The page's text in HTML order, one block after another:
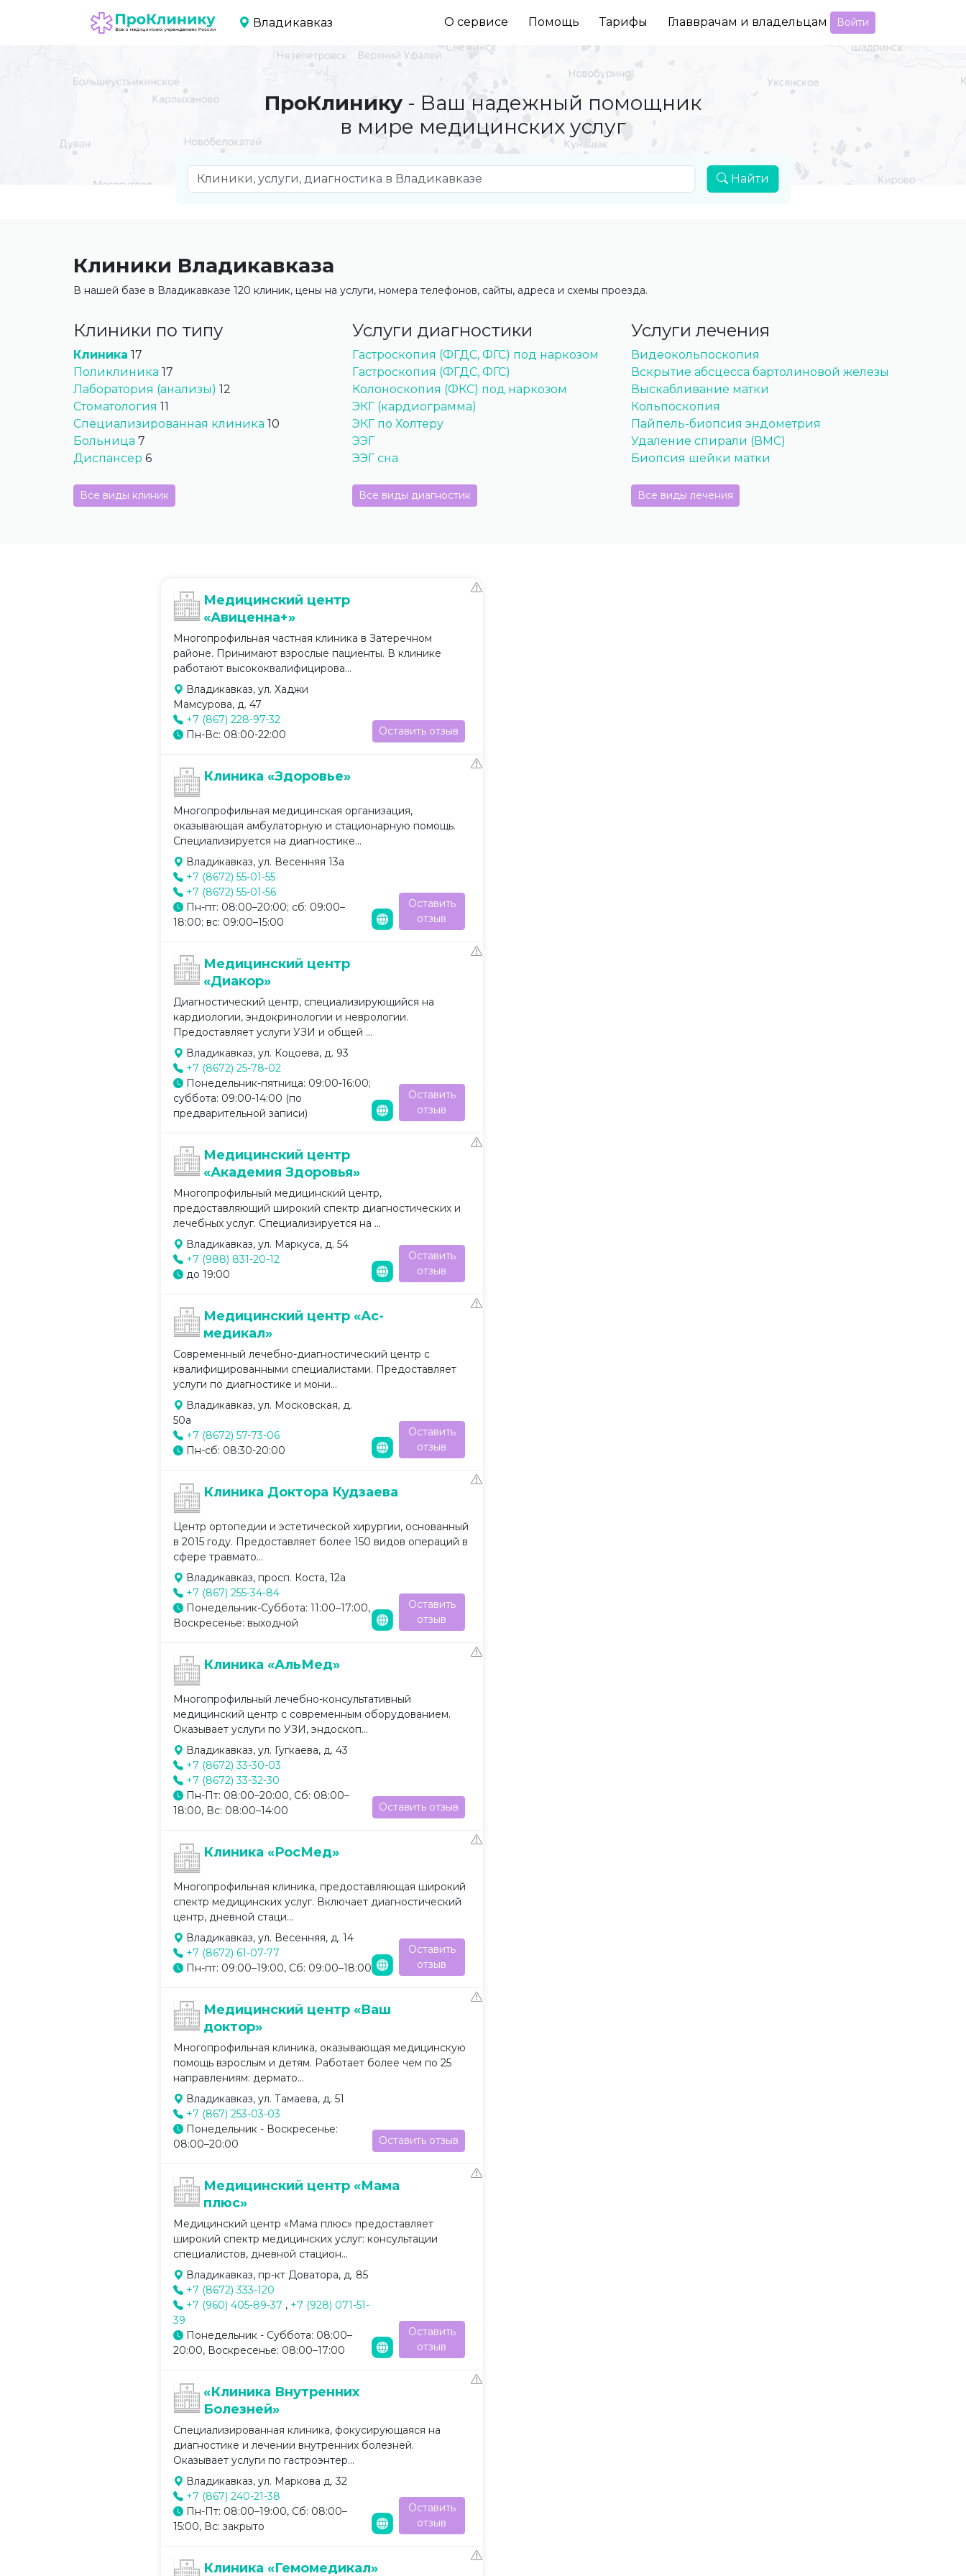
Владикавказ О сервисе Помощь Тарифы Главврачам и владельцам Войти
ПроКлинику - Ваш надежный помощник
в мире медицинских услуг
Найти
Клиники Владикавказа
В нашей базе в Владикавказе 120 клиник, цены на услуги, номера телефонов, сайты, адреса и схемы проезда.
Клиники по типу
Клиника 17
Поликлиника 17
Лаборатория (анализы) 12
Стоматология 11
Специализированная клиника 10
Больница 7
Диспансер 6
Все виды клиник
Услуги диагностики
Гастроскопия (ФГДС, ФГС) под наркозом
Гастроскопия (ФГДС, ФГС)
Колоноскопия (ФКС) под наркозом
ЭКГ (кардиограмма)
ЭКГ по Холтеру
ЭЭГ
ЭЭГ сна
Все виды диагностик
Услуги лечения
Видеокольпоскопия
Вскрытие абсцесса бартолиновой железы
Выскабливание матки
Кольпоскопия
Пайпель-биопсия эндометрия
Удаление спирали (ВМС)
Биопсия шейки матки
Все виды лечения
Медицинский центр
«Авиценна+»
Многопрофильная частная клиника в Затеречном
районе. Принимают взрослые пациенты. В клинике
работают высококвалифицирова...
Владикавказ, ул. Хаджи
Мамсурова, д. 47
+7 (867) 228-97-32
Пн-Вс: 08:00-22:00
Оставить отзыв
Клиника «Здоровье»
Многопрофильная медицинская организация,
оказывающая амбулаторную и стационарную помощь.
Специализируется на диагностике...
Владикавказ, ул. Весенняя 13а
+7 (8672) 55-01-55
+7 (8672) 55-01-56
Пн-пт: 08:00–20:00; сб: 09:00–
18:00; вс: 09:00–15:00
Оставить
отзыв
Медицинский центр
«Диакор»
Диагностический центр, специализирующийся на
кардиологии, эндокринологии и неврологии.
Предоставляет услуги УЗИ и общей ...
Владикавказ, ул. Коцоева, д. 93
+7 (8672) 25-78-02
Понедельник-пятница: 09:00-16:00;
суббота: 09:00-14:00 (по
предварительной записи)
Оставить
отзыв
Медицинский центр
«Академия Здоровья»
Многопрофильный медицинский центр,
предоставляющий широкий спектр диагностических и
лечебных услуг. Специализируется на ...
Владикавказ, ул. Маркуса, д. 54
+7 (988) 831-20-12
до 19:00
Оставить
отзыв
Медицинский центр «Ас-
медикал»
Современный лечебно-диагностический центр с
квалифицированными специалистами. Предоставляет
услуги по диагностике и мони...
Владикавказ, ул. Московская, д.
50а
+7 (8672) 57-73-06
Пн-сб: 08:30-20:00
Оставить
отзыв
Клиника Доктора Кудзаева
Центр ортопедии и эстетической хирургии, основанный
в 2015 году. Предоставляет более 150 видов операций в
сфере травмато...
Владикавказ, просп. Коста, 12а
+7 (867) 255-34-84
Понедельник-Суббота: 11:00–17:00,
Воскресенье: выходной
Оставить
отзыв
Клиника «АльМед»
Многопрофильный лечебно-консультативный
медицинский центр с современным оборудованием.
Оказывает услуги по УЗИ, эндоскоп...
Владикавказ, ул. Гугкаева, д. 43
+7 (8672) 33-30-03
+7 (8672) 33-32-30
Пн-Пт: 08:00–20:00, Сб: 08:00–
18:00, Вс: 08:00–14:00
Оставить отзыв
Клиника «РосМед»
Многопрофильная клиника, предоставляющая широкий
спектр медицинских услуг. Включает диагностический
центр, дневной стаци...
Владикавказ, ул. Весенняя, д. 14
+7 (8672) 61-07-77
Пн-пт: 09:00–19:00, Сб: 09:00–18:00
Оставить
отзыв
Медицинский центр «Ваш
доктор»
Многопрофильная клиника, оказывающая медицинскую
помощь взрослым и детям. Работает более чем по 25
направлениям: дермато...
Владикавказ, ул. Тамаева, д. 51
+7 (867) 253-03-03
Понедельник - Воскресенье:
08:00–20:00
Оставить отзыв
Медицинский центр «Мама
плюс»
Медицинский центр «Мама плюс» предоставляет
широкий спектр медицинских услуг: консультации
специалистов, дневной стацион...
Владикавказ, пр-кт Доватора, д. 85
+7 (8672) 333-120
+7 (960) 405-89-37 , +7 (928) 071-51-
39
Понедельник - Суббота: 08:00–
20:00, Воскресенье: 08:00–17:00
Оставить
отзыв
«Клиника Внутренних
Болезней»
Специализированная клиника, фокусирующаяся на
диагностике и лечении внутренних болезней.
Оказывает услуги по гастроэнтер...
Владикавказ, ул. Маркова д. 32
+7 (867) 240-21-38
Пн-Пт: 08:00–19:00, Сб: 08:00–
15:00, Вс: закрыто
Оставить
отзыв
Клиника «Гемомедикал»